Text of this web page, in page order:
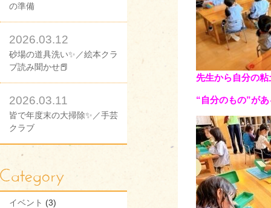
の準備
2026.03.12
砂場の道具洗い✨／絵本クラ
ブ読み聞かせ📕
2026.03.11
皆で年度末の大掃除✨／手芸
クラブ
イベント (3)
先生から自分の
“自分のもの”が